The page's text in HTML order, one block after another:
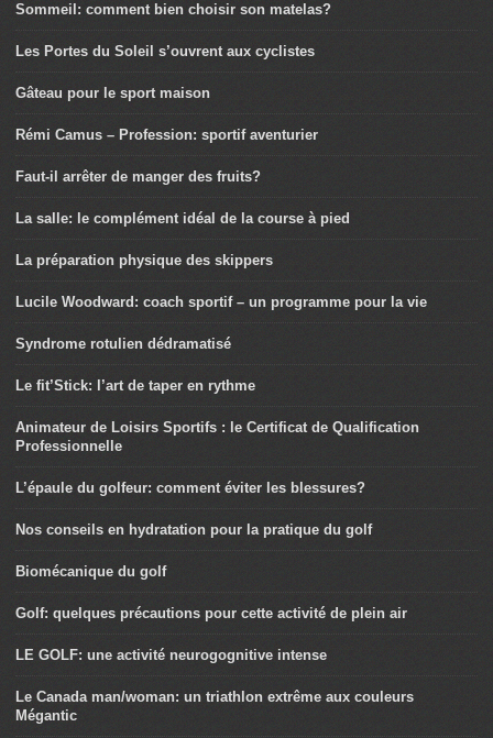
Sommeil: comment bien choisir son matelas?
Les Portes du Soleil s’ouvrent aux cyclistes
Gâteau pour le sport maison
Rémi Camus – Profession: sportif aventurier
Faut-il arrêter de manger des fruits?
La salle: le complément idéal de la course à pied
La préparation physique des skippers
Lucile Woodward: coach sportif – un programme pour la vie
Syndrome rotulien dédramatisé
Le fit’Stick: l’art de taper en rythme
Animateur de Loisirs Sportifs : le Certificat de Qualification
Professionnelle
L’épaule du golfeur: comment éviter les blessures?
Nos conseils en hydratation pour la pratique du golf
Biomécanique du golf
Golf: quelques précautions pour cette activité de plein air
LE GOLF: une activité neurogognitive intense
Le Canada man/woman: un triathlon extrême aux couleurs
Mégantic